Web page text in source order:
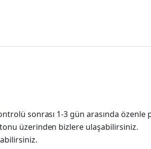
sonrası 1-3 gün arasında özenle
üzerinden bizlere ulaşabilirsiniz.